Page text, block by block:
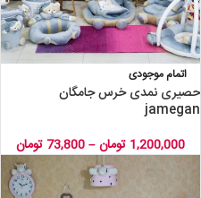
اتمام موجودی
حصیری نمدی خرس جامگان
jamegan
1,200,000 تومان–
73,800تومان